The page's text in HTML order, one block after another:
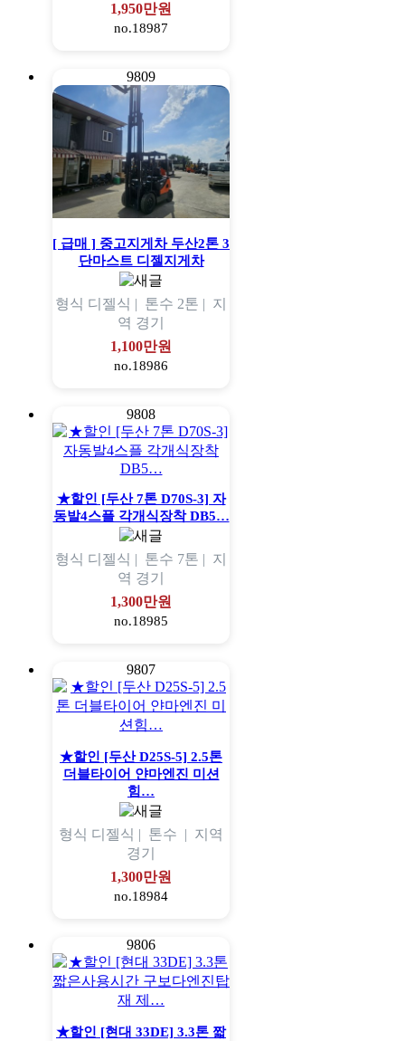
1,950만원
no.18987
9809
[ 급매 ] 중고지게차 두산2톤 3
단마스트 디젤지게차
형식 디젤식 | 톤수 2톤 | 지
역 경기
1,100만원
no.18986
9808
★할인 [두산 7톤 D70S-3] 자
동발4스플 각개식장착 DB5…
형식 디젤식 | 톤수 7톤 | 지
역 경기
1,300만원
no.18985
9807
★할인 [두산 D25S-5] 2.5톤
더블타이어 얀마엔진 미션
힘…
형식 디젤식 | 톤수 | 지역
경기
1,300만원
no.18984
9806
★할인 [현대 33DE] 3.3톤 짧